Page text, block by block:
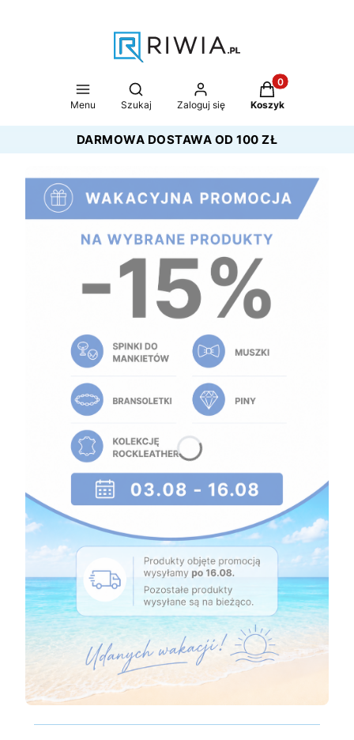
Menu
Otwórz wyszukiwarkę
Szukaj Zaloguj się
Produkty w
Koszyk
DARMOWA DOSTAWA OD 100 ZŁ